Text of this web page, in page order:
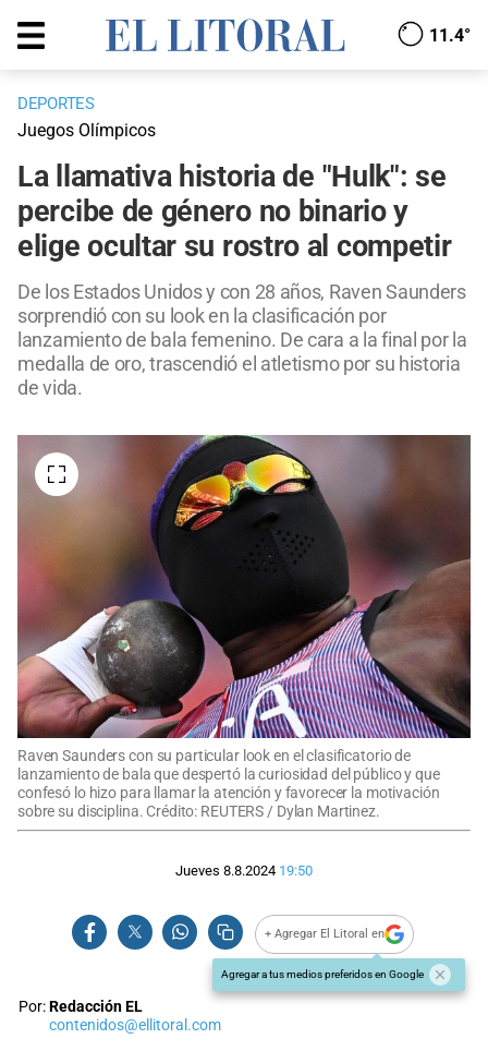
11.4°
DEPORTES
Juegos Olímpicos
La llamativa historia de "Hulk": se
percibe de género no binario y
elige ocultar su rostro al competir
De los Estados Unidos y con 28 años, Raven Saunders
sorprendió con su look en la clasificación por
lanzamiento de bala femenino. De cara a la final por la
medalla de oro, trascendió el atletismo por su historia
de vida.
Raven Saunders con su particular look en el clasificatorio de
lanzamiento de bala que despertó la curiosidad del público y que
confesó lo hizo para llamar la atención y favorecer la motivación
sobre su disciplina. Crédito: REUTERS / Dylan Martinez.
Jueves 8.8.2024 19:50
+ Agregar El Litoral en
Agregar a tus medios preferidos en Google
Por:Redacción EL
contenidos@ellitoral.com